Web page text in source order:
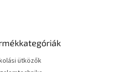
ütközők